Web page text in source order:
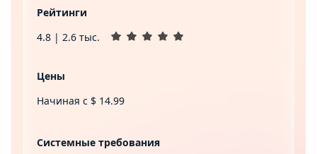
Рейтинги
4.8 | 2.6 тыс.
Цены
Начиная с $ 14.99
Системные требования